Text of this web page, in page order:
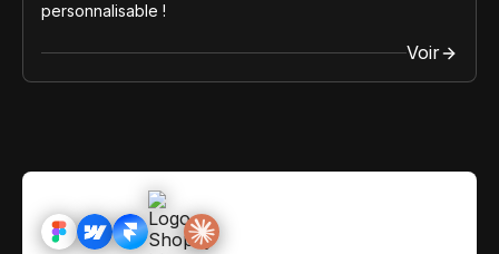
personnalisable !
Voir